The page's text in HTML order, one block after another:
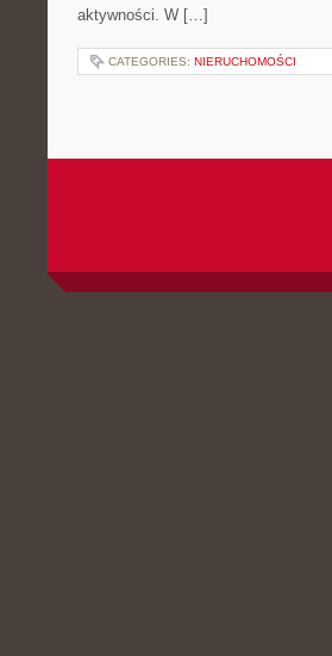
aktywności. W […]
CATEGORIES: NIERUCHOMOŚCI